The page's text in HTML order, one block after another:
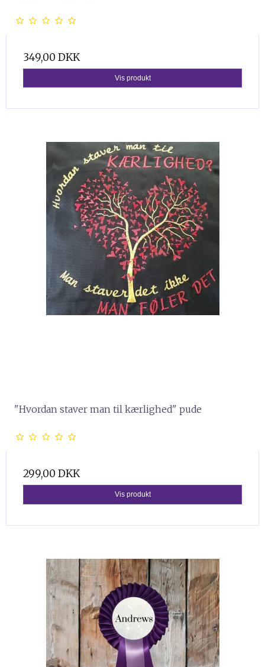
349,00 DKK
Vis produkt
"Hvordan staver man til kærlighed" pude
299,00 DKK
Vis produkt